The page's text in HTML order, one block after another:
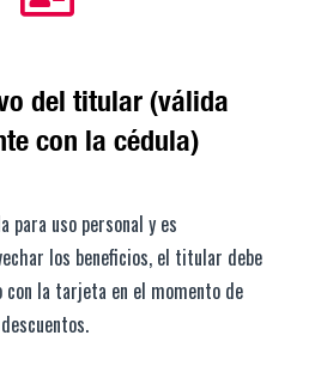
del titular (válida
con la cédula)
para uso personal y es
los beneficios, el titular debe
la tarjeta en el momento de